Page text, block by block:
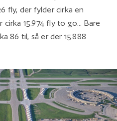
fly, der fylder cirka en
15.974 fly to go... Bare
86 til, så er der 15.888